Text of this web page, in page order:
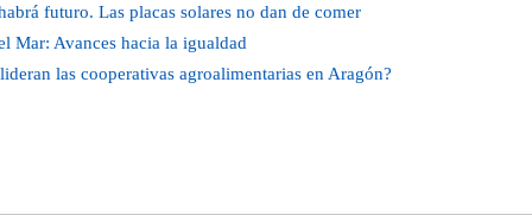
futuro. Las placas solares no dan de comer
Mar: Avances hacia la igualdad
las cooperativas agroalimentarias en Aragón?